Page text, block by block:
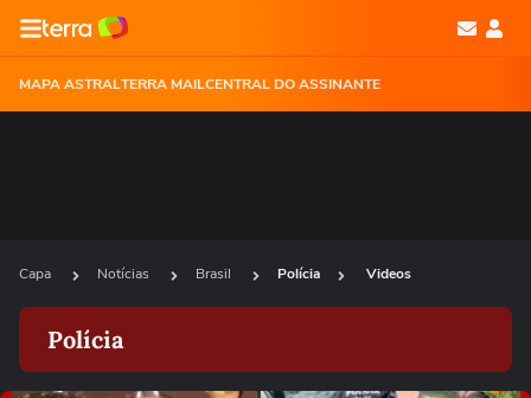
MAPA ASTRALTERRA MAILCENTRAL DO ASSINANTE
Capa Notícias Brasil Polícia Videos
Polícia